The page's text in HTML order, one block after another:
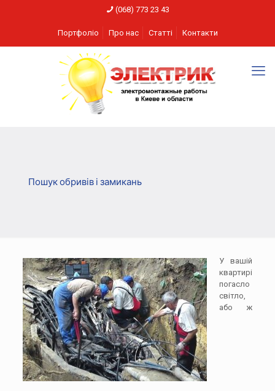
(068) 773 23 43
Портфоліо Про нас Статті Контакти
Пошук обривів і замикань
У вашій
квартирі
погасло
світло,
або ж